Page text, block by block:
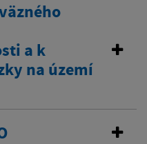
a k
na území